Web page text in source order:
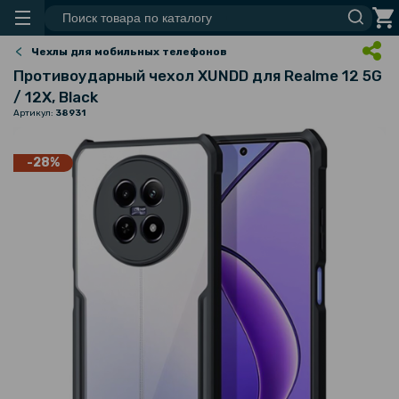
Чехлы для мобильных телефонов
Противоударный чехол XUNDD для Realme 12 5G
/ 12X, Black
Артикул: 38931
-28%